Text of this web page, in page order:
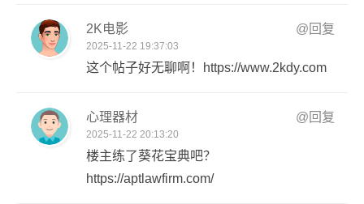
2K电影 @回复
2025-11-22 19:37:03
这个帖子好无聊啊！https://www.2kdy.com
心理器材 @回复
2025-11-22 20:13:20
楼主练了葵花宝典吧？
https://aptlawfirm.com/